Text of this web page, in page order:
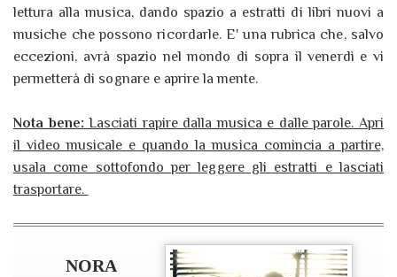
lettura alla musica, dando spazio a estratti di libri nuovi a
musiche che possono ricordarle. E' una rubrica che, salvo
eccezioni, avrà spazio nel mondo di sopra il venerdì e vi
permetterà di sognare e aprire la mente.
Nota bene: Lasciati rapire dalla musica e dalle parole. Apri
il video musicale e quando la musica comincia a partire,
usala come sottofondo per leggere gli estratti e lasciati
trasportare.
NORA